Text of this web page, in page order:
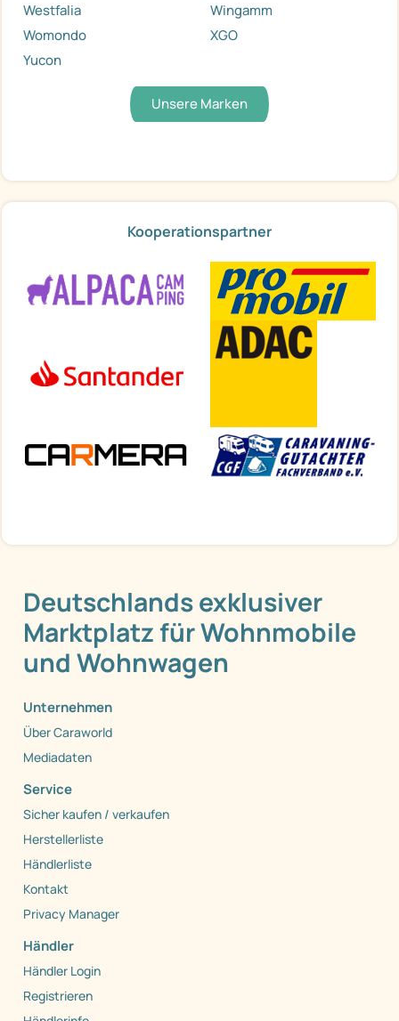
Westfalia
Wingamm
Womondo
XGO
Yucon
Unsere Marken
Kooperationspartner
Deutschlands exklusiver
Marktplatz für Wohnmobile
und Wohnwagen
Unternehmen
Über Caraworld
Mediadaten
Service
Sicher kaufen / verkaufen
Herstellerliste
Händlerliste
Kontakt
Privacy Manager
Händler
Händler Login
Registrieren